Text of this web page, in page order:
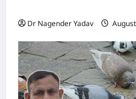
Dr Nagender Yadav